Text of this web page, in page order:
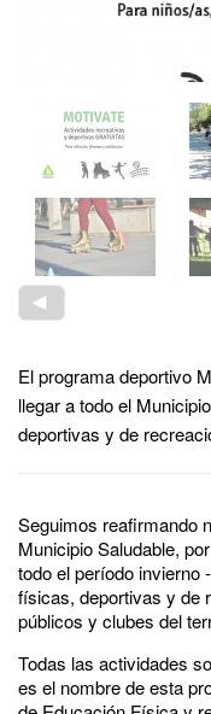
El programa deportivo
llegar a todo el
deportivas y de
Seguimos reafirmando
Municipio Saludable,
todo el período invierno
físicas, deportivas y de
públicos y clubes del
Todas las actividades
es el nombre de esta